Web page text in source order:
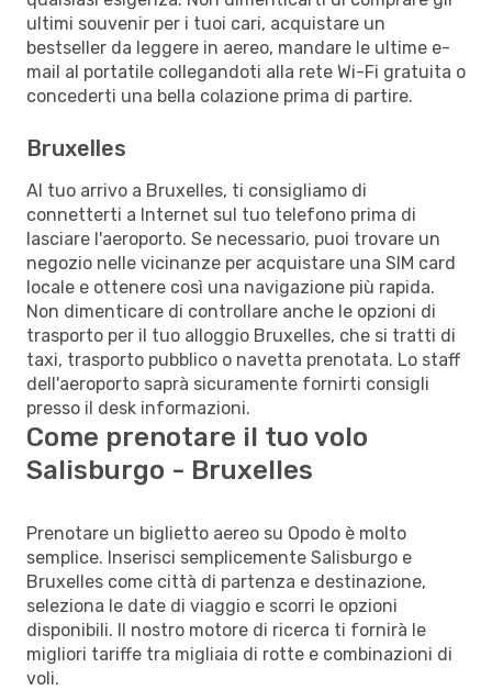
ultimi souvenir per i tuoi cari, acquistare un
bestseller da leggere in aereo, mandare le ultime e-
mail al portatile collegandoti alla rete Wi-Fi gratuita o
concederti una bella colazione prima di partire.
Bruxelles
Al tuo arrivo a Bruxelles, ti consigliamo di
connetterti a Internet sul tuo telefono prima di
lasciare l'aeroporto. Se necessario, puoi trovare un
negozio nelle vicinanze per acquistare una SIM card
locale e ottenere così una navigazione più rapida.
Non dimenticare di controllare anche le opzioni di
trasporto per il tuo alloggio Bruxelles, che si tratti di
taxi, trasporto pubblico o navetta prenotata. Lo staff
dell'aeroporto saprà sicuramente fornirti consigli
presso il desk informazioni.
Come prenotare il tuo volo
Salisburgo - Bruxelles
Prenotare un biglietto aereo su Opodo è molto
semplice. Inserisci semplicemente Salisburgo e
Bruxelles come città di partenza e destinazione,
seleziona le date di viaggio e scorri le opzioni
disponibili. Il nostro motore di ricerca ti fornirà le
migliori tariffe tra migliaia di rotte e combinazioni di
voli.